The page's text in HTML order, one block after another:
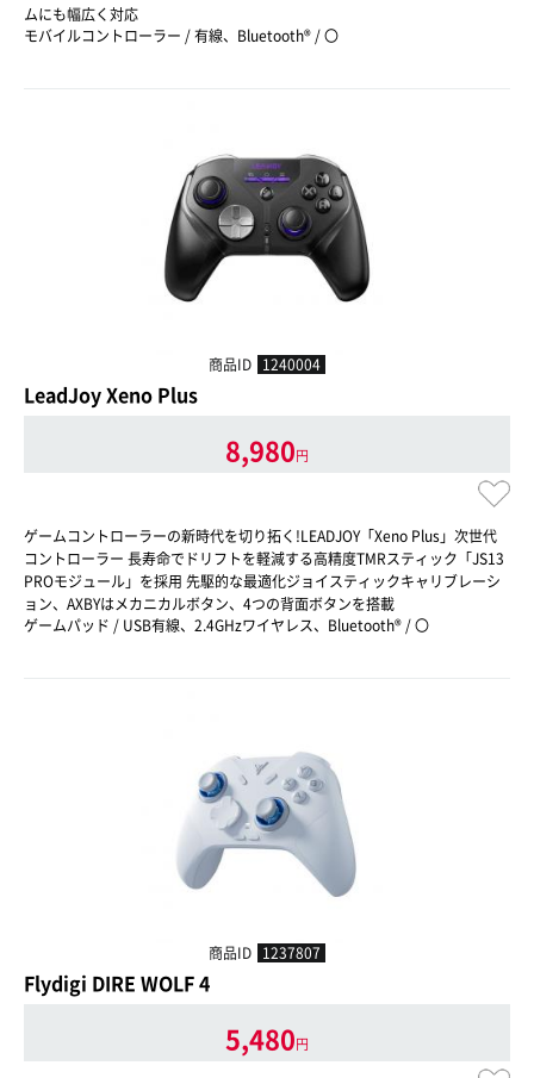
ムにも幅広く対応
モバイルコントローラー / 有線、Bluetooth® / 〇
商品ID 1240004
LeadJoy Xeno Plus
8,980円
ゲームコントローラーの新時代を切り拓く!LEADJOY「Xeno Plus」次世代
コントローラー 長寿命でドリフトを軽減する高精度TMRスティック「JS13
PROモジュール」を採用 先駆的な最適化ジョイスティックキャリブレーシ
ョン、AXBYはメカニカルボタン、4つの背面ボタンを搭載
ゲームパッド / USB有線、2.4GHzワイヤレス、Bluetooth® / 〇
商品ID 1237807
Flydigi DIRE WOLF 4
5,480円